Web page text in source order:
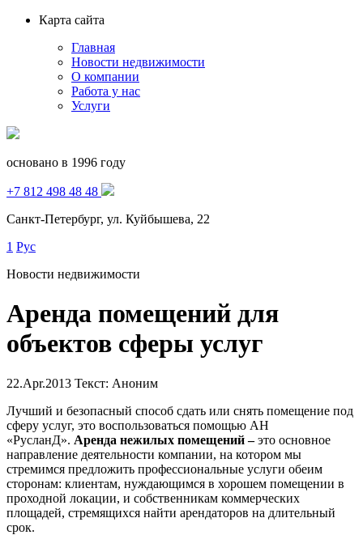
Карта сайта
Главная
Новости недвижимости
О компании
Работа у нас
Услуги
основано в 1996 году
+7 812 498 48 48
Санкт-Петербург, ул. Куйбышева, 22
1 Рус
Новости недвижимости
Аренда помещений для
объектов сферы услуг
22.Apr.2013 Текст: Аноним
Лучший и безопасный способ сдать или снять помещение под
сферу услуг, это воспользоваться помощью АН
«РусланД». Аренда нежилых помещений –это основное
направление деятельности компании, на котором мы
стремимся предложить профессиональные услуги обеим
сторонам: клиентам, нуждающимся в хорошем помещении в
проходной локации, и собственникам коммерческих
площадей, стремящихся найти арендаторов на длительный
срок.